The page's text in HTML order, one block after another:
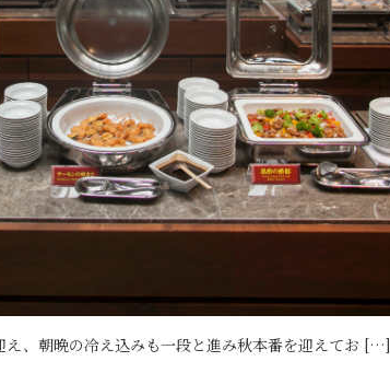
、朝晩の冷え込みも一段と進み秋本番を迎えてお […]